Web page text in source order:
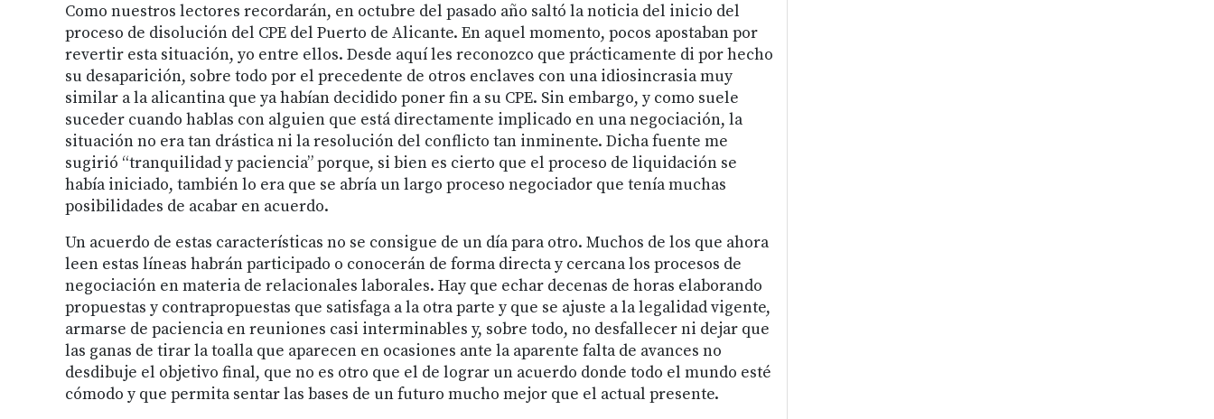
Como nuestros lectores recordarán, en octubre del pasado año saltó la noticia del inicio del
proceso de disolución del CPE del Puerto de Alicante. En aquel momento, pocos apostaban por
revertir esta situación, yo entre ellos. Desde aquí les reconozco que prácticamente di por hecho
su desaparición, sobre todo por el precedente de otros enclaves con una idiosincrasia muy
similar a la alicantina que ya habían decidido poner fin a su CPE. Sin embargo, y como suele
suceder cuando hablas con alguien que está directamente implicado en una negociación, la
situación no era tan drástica ni la resolución del conflicto tan inminente. Dicha fuente me
sugirió “tranquilidad y paciencia” porque, si bien es cierto que el proceso de liquidación se
había iniciado, también lo era que se abría un largo proceso negociador que tenía muchas
posibilidades de acabar en acuerdo.
Un acuerdo de estas características no se consigue de un día para otro. Muchos de los que ahora
leen estas líneas habrán participado o conocerán de forma directa y cercana los procesos de
negociación en materia de relacionales laborales. Hay que echar decenas de horas elaborando
propuestas y contrapropuestas que satisfaga a la otra parte y que se ajuste a la legalidad vigente,
armarse de paciencia en reuniones casi interminables y, sobre todo, no desfallecer ni dejar que
las ganas de tirar la toalla que aparecen en ocasiones ante la aparente falta de avances no
desdibuje el objetivo final, que no es otro que el de lograr un acuerdo donde todo el mundo esté
cómodo y que permita sentar las bases de un futuro mucho mejor que el actual presente.